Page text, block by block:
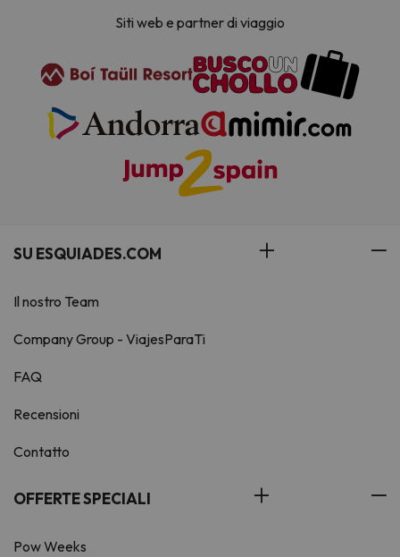
Siti web e partner di viaggio
SU ESQUIADES.COM
Il nostro Team
Company Group - ViajesParaTi
FAQ
Recensioni
Contatto
OFFERTE SPECIALI
Pow Weeks